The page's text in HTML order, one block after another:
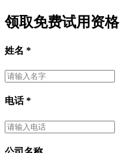
领取免费试用资格
姓名 *
电话*